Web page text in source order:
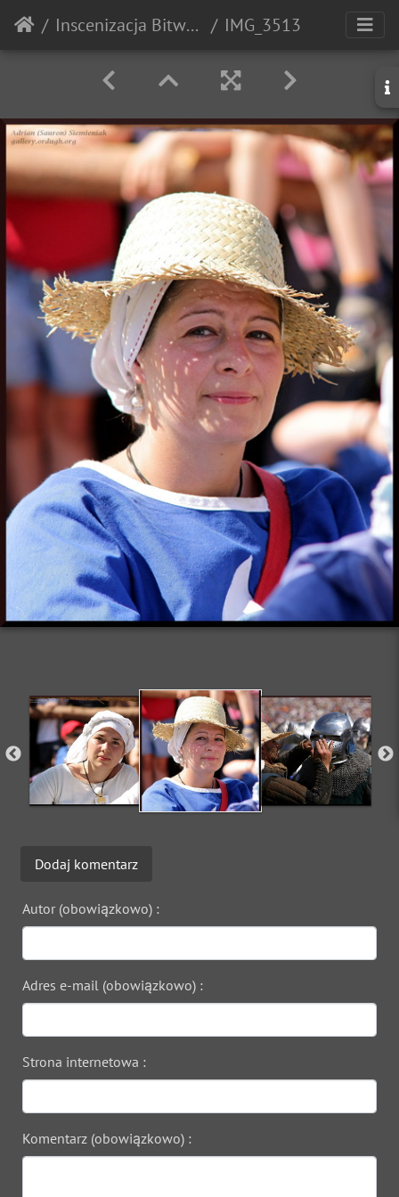
Inscenizacja Bitwy pod Grunwaldem - 2010r. IMG_3513
Dodaj komentarz
Autor (obowiązkowo) :
Adres e-mail (obowiązkowo) :
Strona internetowa :
Komentarz (obowiązkowo) :